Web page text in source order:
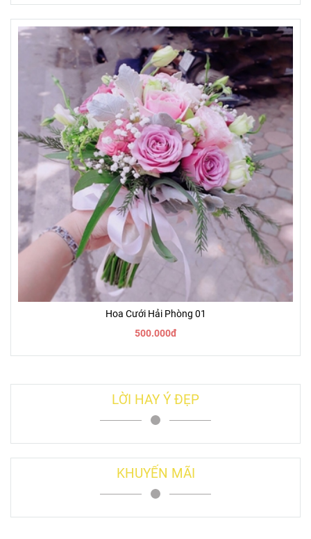
Hoa Cưới Hải Phòng 01
500.000đ
LỜI HAY Ý ĐẸP
KHUYẾN MÃI